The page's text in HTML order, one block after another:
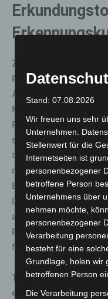
Zoo-Gäste können die
Präriehunde jetzt beim
Außenanlage, beim
Mutig erobern die
Reviers und üben
sie nach einem
treffen sie auf andere
nordamerikanischen
Begrüßung, die wie ein
Dabei beschnüffeln
an der Schnauze. Die
Präriehunden eine
freundliche
Tipp der
entdecken möchte,
Stand: 07.08.2026
Wir freuen uns sehr
Unternehmen.
Stellenwert für die
Internetseiten ist
personenbezogener
betroffene Person
Unternehmens über
nehmen möchte,
personenbezogener
Verarbeitung
besteht für eine
Grundlage, holen wir
betroffenen Person
Die Verarbeitung